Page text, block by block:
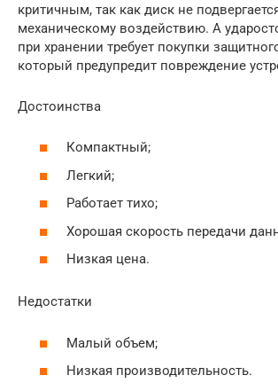
критичным, так как диск не
механическому воздействию. А
при хранении требует покупки
который предупредит повреждение
Достоинства
Компактный;
Легкий;
Работает тихо;
Хорошая скорость передачи
Низкая цена.
Недостатки
Малый объем;
Низкая производительность.